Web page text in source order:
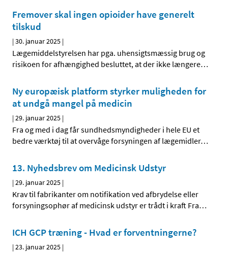
Fremover skal ingen opioider have generelt
tilskud
|30. januar 2025 |
Lægemiddelstyrelsen har pga. uhensigtsmæssig brug og
risikoen for afhængighed besluttet, at der ikke længere…
Ny europæisk platform styrker muligheden for
at undgå mangel på medicin
|29. januar 2025 |
Fra og med i dag får sundhedsmyndigheder i hele EU et
bedre værktøj til at overvåge forsyningen af lægemidler…
13. Nyhedsbrev om Medicinsk Udstyr
|29. januar 2025 |
Krav til fabrikanter om notifikation ved afbrydelse eller
forsyningsophør af medicinsk udstyr er trådt i kraft Fra…
ICH GCP træning - Hvad er forventningerne?
|23. januar 2025 |